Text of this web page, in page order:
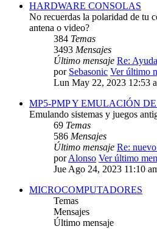
HARDWARE CONSOLAS
No recuerdas la polaridad de tu
antena o video?
384 Temas
3493 Mensajes
Último mensaje Re:
por Sebasonic Ver último
Lun May 22, 2023 12:53
MP5-PMP Y EMULACIÓN DE
Emulando sistemas y juegos
69 Temas
586 Mensajes
Último mensaje Re:
porAlonso Ver último
Jue Ago 24, 2023 11:10
MICROCOMPUTADORES
Temas
Mensajes
Último mensaje